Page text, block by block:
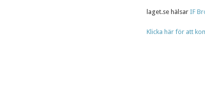
laget.se hälsar IF
Klicka här för att